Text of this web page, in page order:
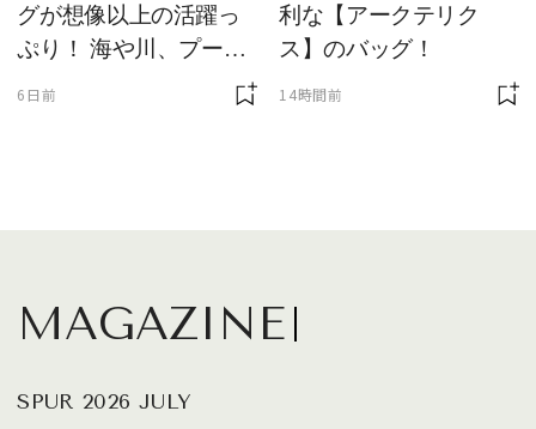
グが想像以上の活躍っ
ぷり！ 海や川、プール
6日前
利な【アークテリク
ス】のバッグ！
14時間前
MAGAZINE
SPUR 2026 JULY